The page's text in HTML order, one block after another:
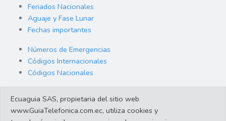
Feriados Nacionales
Aguaje y Fase Lunar
Fechas importantes
Números de Emergencias
Códigos Internacionales
Códigos Nacionales
Cambio de Divisas
Enlaces de interes
Ecuaguia SAS, propietaria del sitio web
www.GuiaTelefonica.com.ec, utiliza cookies y